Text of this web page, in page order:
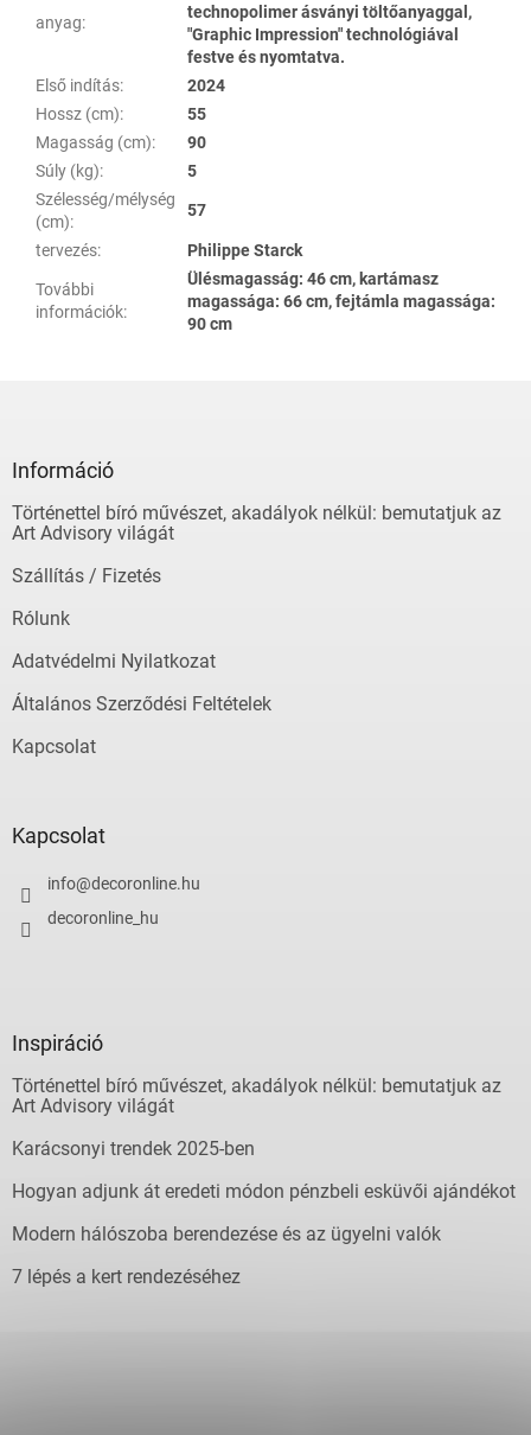
anyag:
technopolimer ásványi töltőanyaggal,
"Graphic Impression" technológiával
festve és nyomtatva.
Első indítás:
2024
Hossz (cm):
55
Magasság (cm):
90
Súly (kg):
5
Szélesség/mélység
(cm):
57
tervezés: Philippe Starck
További
információk:
Ülésmagasság: 46 cm, kartámasz
magassága: 66 cm, fejtámla magassága:
90 cm
Információ
Történettel bíró művészet, akadályok nélkül: bemutatjuk az
Art Advisory világát
Szállítás / Fizetés
Rólunk
Adatvédelmi Nyilatkozat
Általános Szerződési Feltételek
Kapcsolat
Kapcsolat
info@decoronline.hu
decoronline_hu
Inspiráció
Történettel bíró művészet, akadályok nélkül: bemutatjuk az
Art Advisory világát
Karácsonyi trendek 2025-ben
Hogyan adjunk át eredeti módon pénzbeli esküvői ajándékot
Modern hálószoba berendezése és az ügyelni valók
7 lépés a kert rendezéséhez